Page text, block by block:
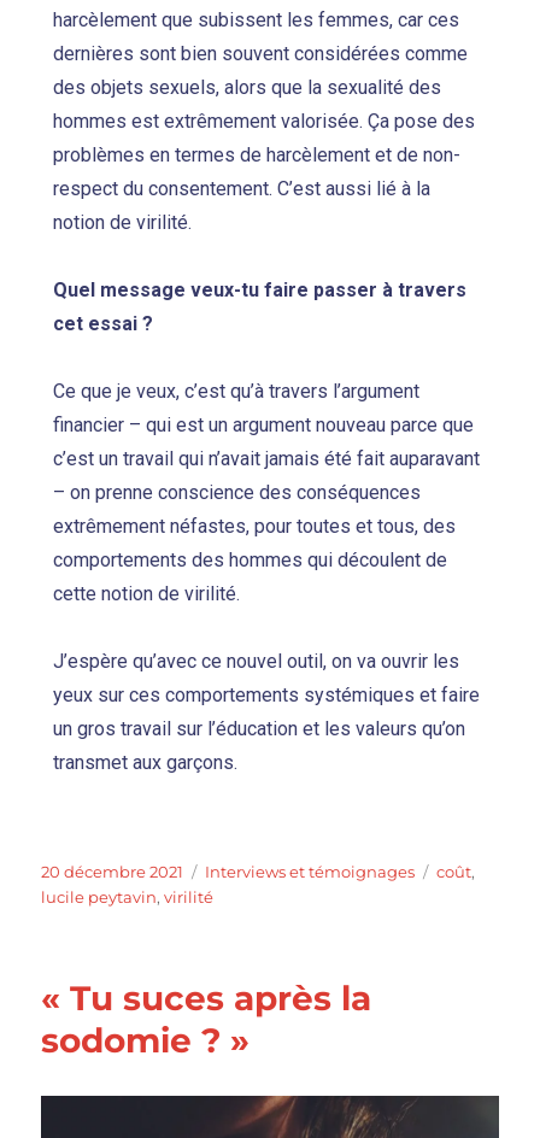
harcèlement que subissent les femmes, car ces
dernières sont bien souvent considérées comme
des objets sexuels, alors que la sexualité des
hommes est extrêmement valorisée. Ça pose des
problèmes en termes de harcèlement et de non-
respect du consentement. C’est aussi lié à la
notion de virilité.
Quel message veux-tu faire passer à travers
cet essai ?
Ce que je veux, c’est qu’à travers l’argument
financier – qui est un argument nouveau parce que
c’est un travail qui n’avait jamais été fait auparavant
– on prenne conscience des conséquences
extrêmement néfastes, pour toutes et tous, des
comportements des hommes qui découlent de
cette notion de virilité.
J’espère qu’avec ce nouvel outil, on va ouvrir les
yeux sur ces comportements systémiques et faire
un gros travail sur l’éducation et les valeurs qu’on
transmet aux garçons.
20 décembre 2021 Interviews et témoignages coût,
lucile peytavin,virilité
« Tu suces après la
sodomie ? »